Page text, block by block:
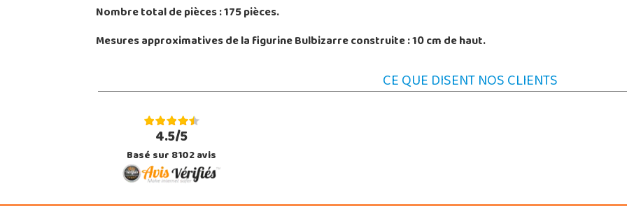
Nombre total de pièces : 175 pièces.
Mesures approximatives de la figurine Bulbizarre construite : 10 cm de haut.
CE QUE DISENT NOS CLIENTS
4.5/5
Basé sur 8102 avis